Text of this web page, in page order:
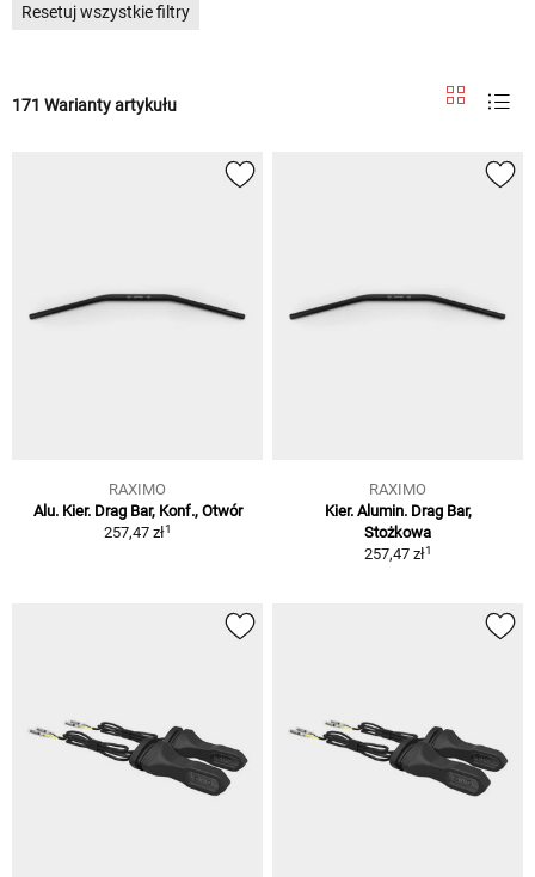
Resetuj wszystkie filtry
171 Warianty artykułu
RAXIMO
Alu. Kier. Drag Bar, Konf., Otwór
257,47 zł1
RAXIMO
Kier. Alumin. Drag Bar,
Stożkowa
257,47 zł1